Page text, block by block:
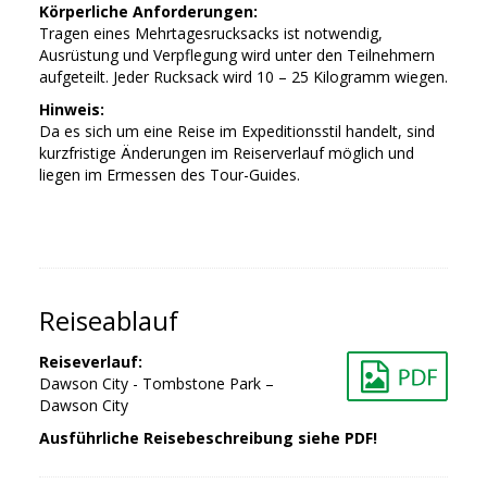
Körperliche Anforderungen:
Tragen eines Mehrtagesrucksacks ist notwendig,
Ausrüstung und Verpflegung wird unter den Teilnehmern
aufgeteilt. Jeder Rucksack wird 10 – 25 Kilogramm wiegen.
Hinweis:
Da es sich um eine Reise im Expeditionsstil handelt, sind
kurzfristige Änderungen im Reiserverlauf möglich und
liegen im Ermessen des Tour-Guides.
Reiseablauf
Reiseverlauf:
Dawson City - Tombstone Park –
Dawson City
Ausführliche Reisebeschreibung siehe PDF!